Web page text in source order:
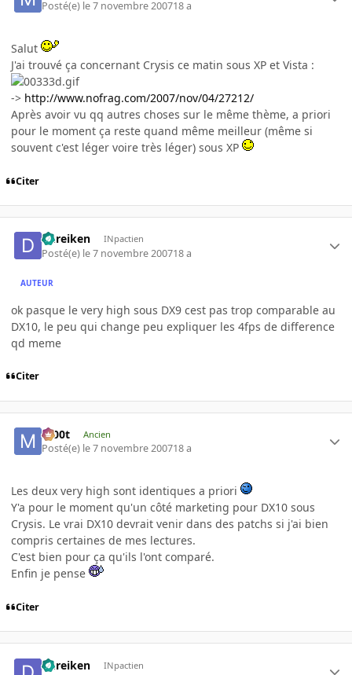
Posté(e) le 7 novembre 200718 a
Salut
J'ai trouvé ça concernant Crysis ce matin sous XP et Vista :
-> http://www.nofrag.com/2007/nov/04/27212/
Après avoir vu qq autres choses sur le même thème, a priori
pour le moment ça reste quand même meilleur (même si
souvent c'est léger voire très léger) sous XP
Citer
dureiken INpactien
Posté(e) le 7 novembre 200718 a
AUTEUR
ok pasque le very high sous DX9 cest pas trop comparable au
DX10, le peu qui change peu expliquer les 4fps de difference
qd meme
Citer
m00t Ancien
Posté(e) le 7 novembre 200718 a
Les deux very high sont identiques a priori
Y'a pour le moment qu'un côté marketing pour DX10 sous
Crysis. Le vrai DX10 devrait venir dans des patchs si j'ai bien
compris certaines de mes lectures.
C'est bien pour ça qu'ils l'ont comparé.
Enfin je pense
Citer
dureiken INpactien